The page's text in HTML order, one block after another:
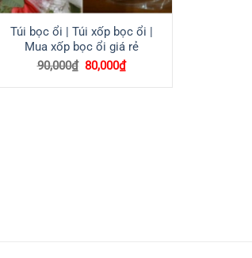
Túi bọc ổi | Túi xốp bọc ổi |
Mua xốp bọc ổi giá rẻ
90,000₫ Giá
là:
80,000₫Giá
tại